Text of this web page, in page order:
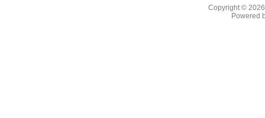
Copyright ©
Powered